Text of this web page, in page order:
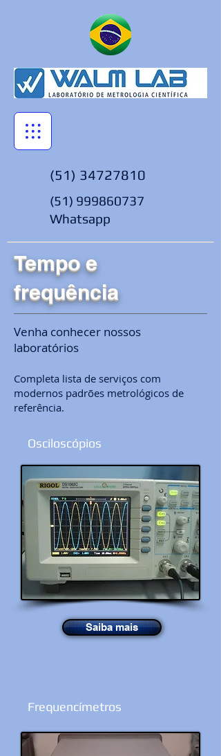
(51) 34727810
(51) 999860737
Whatsapp
Tempo e
frequência
Venha conhecer nossos
laboratórios
Completa lista de serviços com
modernos padrões metrológicos de
referência.
Osciloscópios
Saiba mais
Frequencímetros